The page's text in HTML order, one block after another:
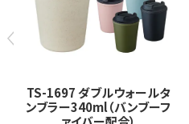
TS-1697 ダブルウォールタ
ンブラー340ml（バンブーフ